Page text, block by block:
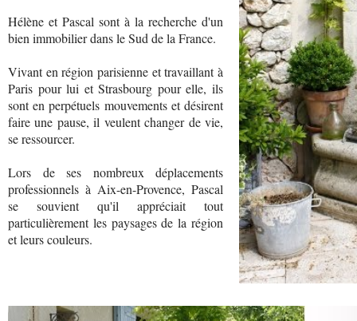
Hélène et Pascal sont à la recherche d'un
bien immobilier dans le Sud de la France.
Vivant en région parisienne et travaillant à
Paris pour lui et Strasbourg pour elle, ils
sont en perpétuels mouvements et désirent
faire une pause, il veulent changer de vie,
se ressourcer.
Lors de ses nombreux déplacements
professionnels à Aix-en-Provence, Pascal
se souvient qu'il appréciait tout
particulièrement les paysages de la région
et leurs couleurs.